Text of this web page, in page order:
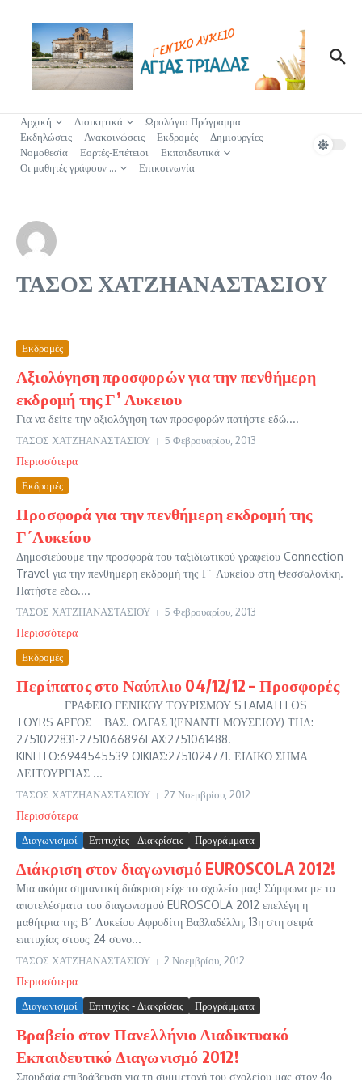
Αρχική Διοικητικά
Ωρολόγιο Πρόγραμμα
Εκδηλώσεις
Ανακοινώσεις Εκδρομές
Δημιουργίες
Νομοθεσία
Εορτές-Επέτειοι
Εκπαιδευτικά
Οι μαθητές γράφουν …
Επικοινωνία
ΤΑΣΟΣ ΧΑΤΖΗΑΝΑΣΤΑΣΙΟΥ
Εκδρομές
Αξιολόγηση προσφορών για την πενθήμερη
εκδρομή της Γ’ Λυκειου
Για να δείτε την αξιολόγηση των προσφορών πατήστε εδώ....
ΤΑΣΟΣ ΧΑΤΖΗΑΝΑΣΤΑΣΙΟΥ 5 Φεβρουαρίου, 2013
Περισσότερα
Εκδρομές
Προσφορά για την πενθήμερη εκδρομή της
Γ΄Λυκείου
Δημοσιεύουμε την προσφορά του ταξιδιωτικού γραφείου Connection
Travel για την πενθήμερη εκδρομή της Γ΄ Λυκείου στη Θεσσαλονίκη.
Πατήστε εδώ....
ΤΑΣΟΣ ΧΑΤΖΗΑΝΑΣΤΑΣΙΟΥ 5 Φεβρουαρίου, 2013
Περισσότερα
Εκδρομές
Περίπατος στο Ναύπλιο 04/12/12 – Προσφορές
ΓΡΑΦΕΙΟ ΓΕΝΙΚΟΥ ΤΟΥΡΙΣΜΟΥ STAMATELOS
TOYRS AΡΓΟΣ ΒΑΣ. ΟΛΓΑΣ 1(ΕΝΑΝΤΙ ΜΟΥΣΕΙΟΥ) ΤΗΛ:
2751022831-2751066896FAX:2751061488.
KINHTO:6944545539 OIKIAΣ:2751024771. ΕΙΔΙΚΟ ΣΗΜΑ
ΛΕΙΤΟΥΡΓΙΑΣ ...
ΤΑΣΟΣ ΧΑΤΖΗΑΝΑΣΤΑΣΙΟΥ 27 Νοεμβρίου, 2012
Περισσότερα
Διαγωνισμοί Επιτυχίες - Διακρίσεις Προγράμματα
Διάκριση στον διαγωνισμό EUROSCOLA 2012!
Μια ακόμα σημαντική διάκριση είχε το σχολείο μας! Σύμφωνα με τα
αποτελέσματα του διαγωνισμού EUROSCOLA 2012 επελέγη η
μαθήτρια της Β΄ Λυκείου Αφροδίτη Βαβλαδέλλη, 13η στη σειρά
επιτυχίας στους 24 συνο...
ΤΑΣΟΣ ΧΑΤΖΗΑΝΑΣΤΑΣΙΟΥ 2 Νοεμβρίου, 2012
Περισσότερα
Διαγωνισμοί Επιτυχίες - Διακρίσεις Προγράμματα
Βραβείο στον Πανελλήνιο Διαδικτυακό
Εκπαιδευτικό Διαγωνισμό 2012!
Σπουδαία επιβράβευση για τη συμμετοχή του σχολείου μας στον 4ο